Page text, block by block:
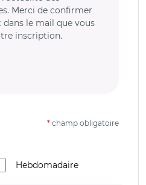
Merci de confirmer
le mail que vous
inscription.
* champ obligatoire
Hebdomadaire